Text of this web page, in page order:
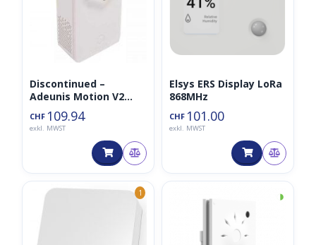
Discontinued –
Adeunis Motion V2
LoRaWan
Bewegungssensor
868MHz
CHF 109.94
exkl. MWST
Elsys ERS Display LoRa
868MHz
CHF 101.00
exkl. MWST
1 ◑